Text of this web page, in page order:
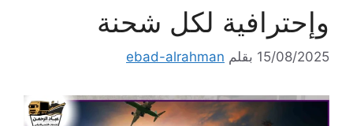
وإحترافية لكل شحنة
15/08/2025 بقلم ebad-alrahman